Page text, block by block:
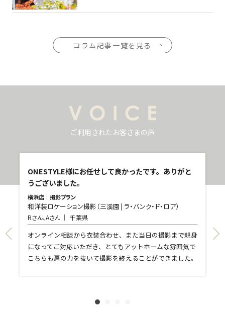
コラム記事一覧を見る
ご利用されたお客さまの声
ONESTYLE様にお任せして良かったです。ありがと
うございました。
横浜店｜撮影プラン
和洋装ロケーション撮影（三溪園 | ラ・バンク・ド・ロア）
Rさん、Aさん 千葉県
オンライン相談から衣装合わせ、また当日の撮影まで親身
になってご対応いただき、とてもアットホームな雰囲気で
こちらも肩の力を抜いて撮影を終えることができました。